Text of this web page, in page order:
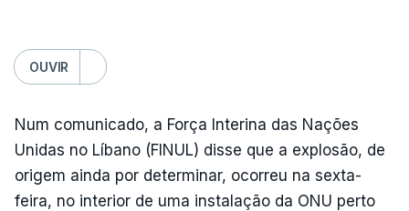
OUVIR
Num comunicado, a Força Interina das Nações
Unidas no Líbano (FINUL) disse que a explosão, de
origem ainda por determinar, ocorreu na sexta-
feira, no interior de uma instalação da ONU perto